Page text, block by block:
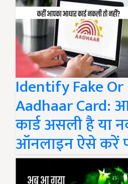
Identify Fake Or
Aadhaar Card:
कार्ड असली है या
ऑनलाइन ऐसे करें